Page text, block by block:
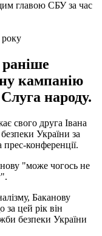
кампанію
народу.
свого друга Івана
України за
конференції.
"може чогось не
Баканову
за цей рік він
безпеки України